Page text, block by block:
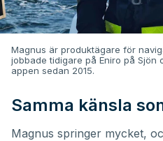
Magnus är produktägare för
jobbade tidigare på Eniro på
appen sedan 2015.
Samma känsla
Magnus springer mycket,